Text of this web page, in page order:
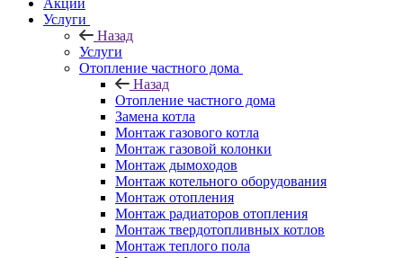
Акции
Услуги
Назад
Услуги
Отопление частного дома
Назад
Отопление частного дома
Замена котла
Монтаж газового котла
Монтаж газовой колонки
Монтаж дымоходов
Монтаж котельного оборудования
Монтаж отопления
Монтаж радиаторов отопления
Монтаж твердотопливных котлов
Монтаж теплого пола